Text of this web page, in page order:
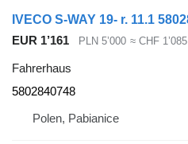
EUR 1’161 PLN 5’000 ≈ CHF 1’085
Fahrerhaus
5802840748
Polen, Pabianice